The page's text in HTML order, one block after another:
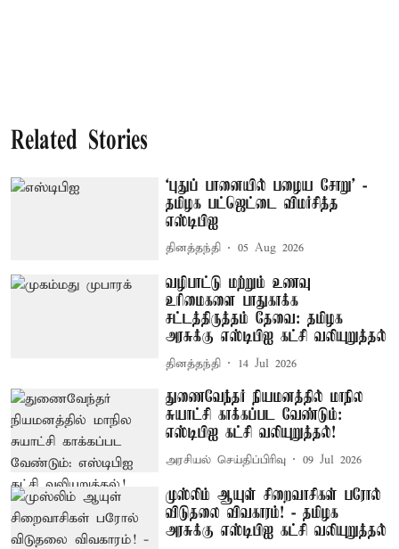
Related Stories
‘புதுப் பானையில் பழைய சோறு' -
தமிழக பட்ஜெட்டை விமர்சித்த
எஸ்டிபிஐ
தினத்தந்தி 05 Aug 2026
வழிபாட்டு மற்றும் உணவு
உரிமைகளை பாதுகாக்க
சட்டத்திருத்தம் தேவை: தமிழக
அரசுக்கு எஸ்டிபிஐ கட்சி வலியுறுத்தல்
தினத்தந்தி 14 Jul 2026
துணைவேந்தர் நியமனத்தில் மாநில
சுயாட்சி காக்கப்பட வேண்டும்:
எஸ்டிபிஐ கட்சி வலியுறுத்தல்!
அரசியல் செய்திப்பிரிவு 09 Jul 2026
முஸ்லிம் ஆயுள் சிறைவாசிகள் பரோல்
விடுதலை விவகாரம்! - தமிழக
அரசுக்கு எஸ்டிபிஐ கட்சி வலியுறுத்தல்